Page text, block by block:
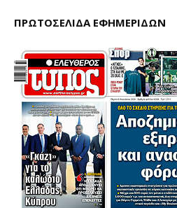
ΠΡΩΤΟΣΕΛΙΔΑ ΕΦΗΜΕΡΙΔΩΝ